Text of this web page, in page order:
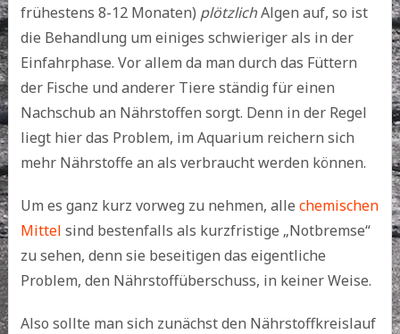
frühestens 8-12 Monaten) plötzlichAlgen auf, so ist
die Behandlung um einiges schwieriger als in der
Einfahrphase. Vor allem da man durch das Füttern
der Fische und anderer Tiere ständig für einen
Nachschub an Nährstoffen sorgt. Denn in der Regel
liegt hier das Problem, im Aquarium reichern sich
mehr Nährstoffe an als verbraucht werden können.
Um es ganz kurz vorweg zu nehmen, alle chemischen
Mittel sind bestenfalls als kurzfristige „Notbremse“
zu sehen, denn sie beseitigen das eigentliche
Problem, den Nährstoffüberschuss, in keiner Weise.
Also sollte man sich zunächst den Nährstoffkreislauf